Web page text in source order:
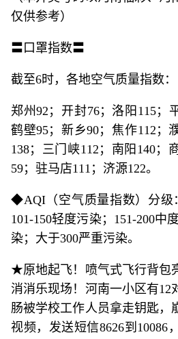
仅供参考）
〓口罩指数〓
截至6时，各地空气质量指数：
郑州92；开封76；洛阳115；
鹤壁95；新乡90；焦作112；
138；三门峡112；南阳140；
59；驻马店111；济源122。
◆AQI（空气质量指数）分级
101-150轻度污染；151-200中
染；大于300严重污染。
★原地起飞！喷气式飞行背包
消消乐现场！河南一小区有12
肠被学校工作人员拿走钥匙
视频，发送短信8626到10086